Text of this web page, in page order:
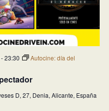
-23:30
Autocine: día del
D, 27, Denia, Alicante, España